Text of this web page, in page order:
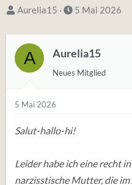
S
t
r
*
i
Aurelia15
D
u
m
a
r
5 Mai 2026
A Aurelia15
Neues Mitglied
5 Mai 2026
Salut-hallo-hi!
Leider habe ich eine recht
narzisstische Mutter, die